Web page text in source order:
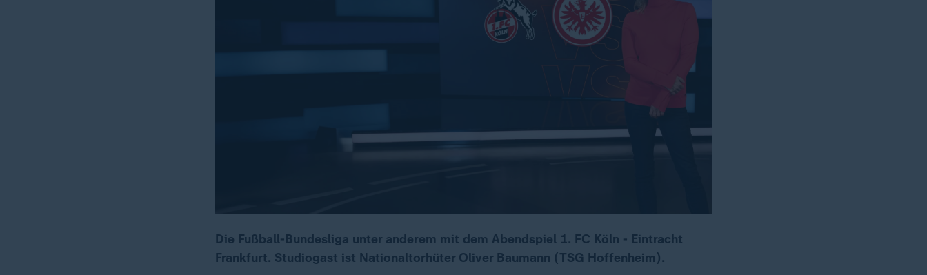
Die Fußball-Bundesliga unter anderem mit dem Abendspiel 1. FC Köln - Eintracht
Frankfurt. Studiogast ist Nationaltorhüter Oliver Baumann (TSG Hoffenheim).